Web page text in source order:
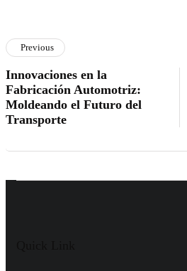
Previous
Innovaciones en la
Fabricación Automotriz:
Moldeando el Futuro del
Transporte